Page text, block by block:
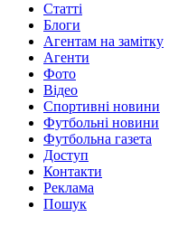
Статті
Блоги
Агентам на замітку
Агенти
Фото
Відео
Спортивні новини
Футбольні новини
Футбольна газета
Доступ
Контакти
Реклама
Пошук